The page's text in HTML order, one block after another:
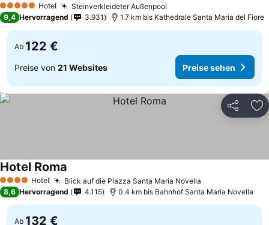
5 Sterne Hotel Steinverkleideter Außenpool
9,4 Hervorragend 3.931 1.7 km bis Kathedrale Santa Maria del Fiore
Ab 122 €
Preise von 21 Websites Preise sehen
Teilen
4 Sterne Hotel Blick auf die Piazza Santa Maria Novella
Hotel Roma
8,6 Hervorragend 4.115 0.4 km bis Bahnhof Santa Maria Novella
Ab 132 €